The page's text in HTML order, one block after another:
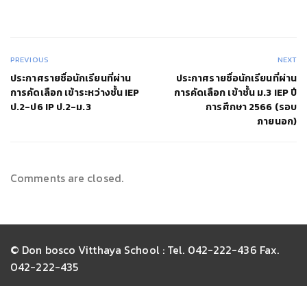
PREVIOUS
ประกาศรายชื่อนักเรียนที่ผ่าน
การคัดเลือก เข้าระหว่างชั้น IEP
ป.2-ป6 IP ป.2-ม.3
NEXT
ประกาศรายชื่อนักเรียนที่ผ่าน
การคัดเลือก เข้าชั้น ม.3 IEP ปี
การศึกษา 2566 (รอบ
ภายนอก)
Comments are closed.
© Don bosco Vitthaya School : Tel. 042-222-436 Fax.
042-222-435